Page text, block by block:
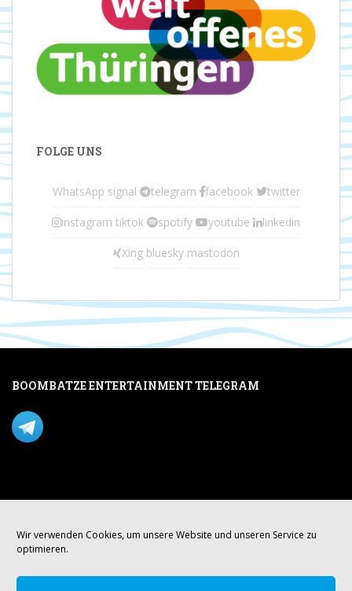
Wir verwenden Cookies, um unsere Website und unseren Service zu
optimieren.
FOLGE UNS
WhatsApp signal telegram facebook twitter
instagram tiktok spotify youtube linkedin
Xing bluesky mastodon
BOOMBATZE ENTERTAINMENT TELEGRAM